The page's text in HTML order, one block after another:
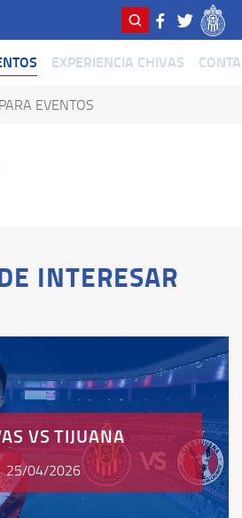
EXPERIENCIA CHIVAS
EVENTOS
INTERESAR
VS TIJUANA
25/04/2026